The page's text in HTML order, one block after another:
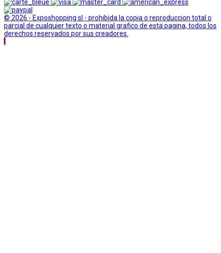
© 2026 - Exposhopping sl - prohibida la copia o reproduccion total o
parcial de cualquier texto o material grafico de esta pagina, todos los
derechos reservados por sus creadores.